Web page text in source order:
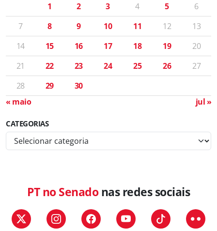
1 2 3 4 5
6
7
8 9 10 11 12
13
14
15 16 17 18 19
20
21
22 23 24 25 26
27
28
29
30
« maio
jul »
CATEGORIAS
a
PT no Senadonas redes sociais